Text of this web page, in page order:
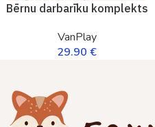
Bērnu darbarīku komplekts
VanPlay
29.90 €